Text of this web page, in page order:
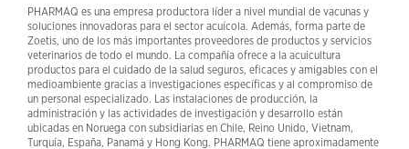
PHARMAQ es una empresa productora líder a nivel mundial de vacunas y
soluciones innovadoras para el sector acuícola. Además, forma parte de
Zoetis, uno de los más importantes proveedores de productos y servicios
veterinarios de todo el mundo. La compañía ofrece a la acuicultura
productos para el cuidado de la salud seguros, eficaces y amigables con el
medioambiente gracias a investigaciones específicas y al compromiso de
un personal especializado. Las instalaciones de producción, la
administración y las actividades de investigación y desarrollo están
ubicadas en Noruega con subsidiarias en Chile, Reino Unido, Vietnam,
Turquía, España, Panamá y Hong Kong. PHARMAQ tiene aproximadamente